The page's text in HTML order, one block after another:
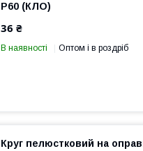
P60 (КЛО)
36 ₴
В наявності Оптом і в роздріб
Круг пелюстковий на